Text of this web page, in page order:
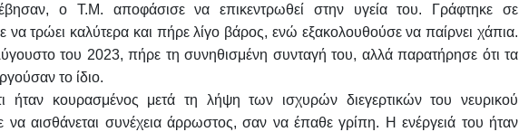
ο Τ.Μ. αποφάσισε να επικεντρωθεί στην υγεία του. Γράφτηκε σε
να τρώει καλύτερα και πήρε λίγο βάρος, ενώ εξακολουθούσε να παίρνει χάπια.
του 2023, πήρε τη συνηθισμένη συνταγή του, αλλά παρατήρησε ότι τα
το ίδιο.
ήταν κουρασμένος μετά τη λήψη των ισχυρών διεγερτικών του νευρικού
να αισθάνεται συνέχεια άρρωστος, σαν να έπαθε γρίπη. Η ενέργειά του ήταν